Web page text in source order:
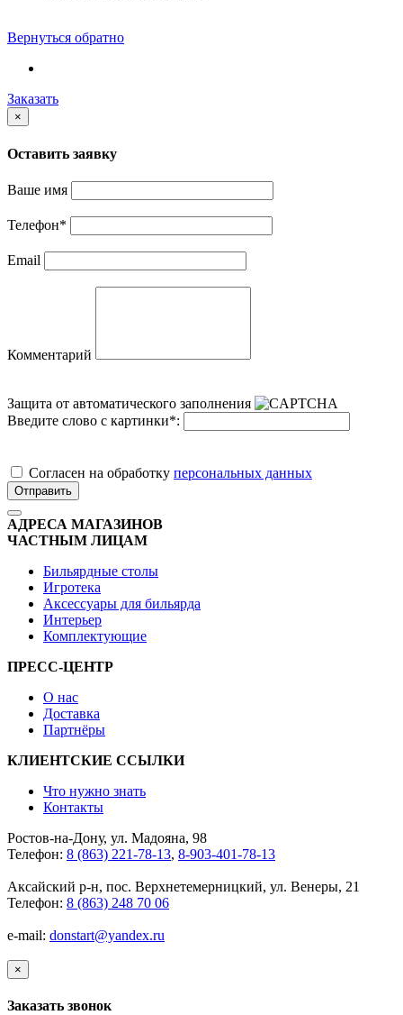
Вернуться обратно
Заказать
×
Оставить заявку
Ваше имя
Телефон*
Email
Комментарий
Защита от автоматического заполнения
Введите слово с картинки*:
Cогласен на обработку персональных данных
Отправить
АДРЕСА МАГАЗИНОВ
ЧАСТНЫМ ЛИЦАМ
Бильярдные столы
Игротека
Аксессуары для бильярда
Интерьер
Комплектующие
ПРЕСС-ЦЕНТР
О нас
Доставка
Партнёры
КЛИЕНТСКИЕ ССЫЛКИ
Что нужно знать
Контакты
Ростов-на-Дону, ул. Мадояна, 98
Телефон: 8 (863) 221-78-13, 8-903-401-78-13
Аксайский р-н, пос. Верхнетемерницкий, ул. Венеры, 21
Телефон: 8 (863) 248 70 06
e-mail: donstart@yandex.ru
×
Заказать звонок